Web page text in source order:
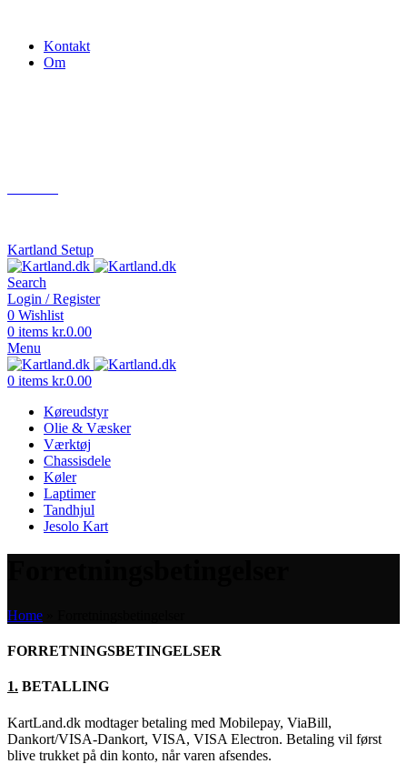
Kontakt
Om
Kartland Setup
Search
Login / Register
0 Wishlist
0 items kr.0.00
Menu
0 items kr.0.00
Køreudstyr
Olie & Væsker
Værktøj
Chassisdele
Køler
Laptimer
Tandhjul
Jesolo Kart
Home
FORRETNINGSBETINGELSER
1. BETALLING
KartLand.dk modtager betaling med Mobilepay, ViaBill,
Dankort/VISA-Dankort, VISA, VISA Electron. Betaling vil først
blive trukket på din konto, når varen afsendes.